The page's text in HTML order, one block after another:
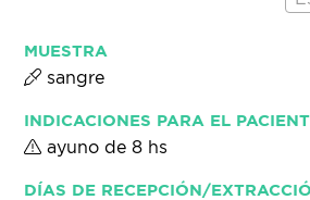
MUESTRA
sangre
INDICACIONES PARA EL
ayuno de 8 hs
DÍAS DE RECEPCIÓN/